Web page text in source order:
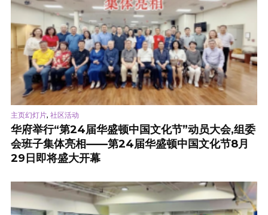
主页幻灯片, 社区活动
华府举行“第24届华盛顿中国文化节”动员大会,组委
会班子集体亮相——第24届华盛顿中国文化节8月
29日即将盛大开幕